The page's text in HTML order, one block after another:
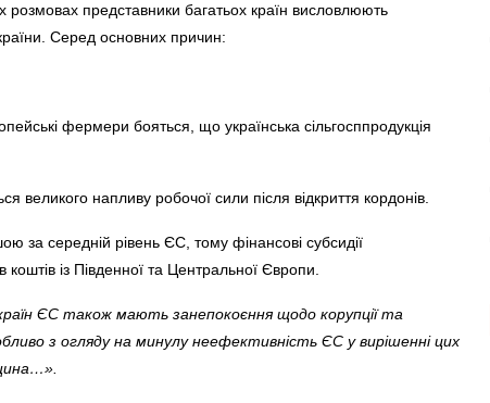
розмовах представники багатьох країн висловлюють
Серед основних причин:
фермери бояться, що українська сільгосппродукція
великого напливу робочої сили після відкриття кордонів.
за середній рівень ЄС, тому фінансові субсидії
коштів із Південної та Центральної Європи.
ЄС також мають занепокоєння щодо корупції та
з огляду на минулу неефективність ЄС у вирішенні цих